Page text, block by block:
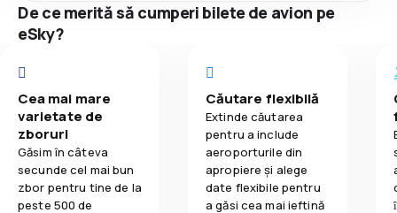
De ce merită să cumperi bilete de avion pe
eSky?
Cea mai mare
varietate de
zboruri
Găsim în câteva
secunde cel mai bun
zbor pentru tine de la
peste 500 de
Căutare flexibilă
Extinde căutarea
pentru a include
aeroporturile din
apropiere și alege
date flexibile pentru
a găsi cea mai ieftină